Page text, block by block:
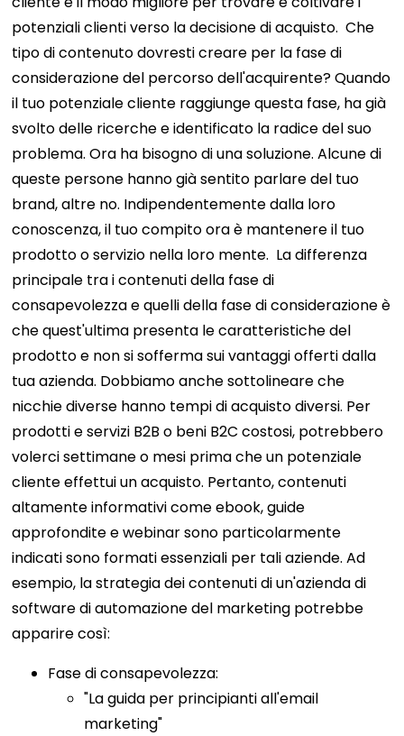
potenziali clienti verso la decisione di acquisto. Che
tipo di contenuto dovresti creare per la fase di
considerazione del percorso dell'acquirente?Quando
il tuo potenziale cliente raggiunge questa fase, ha già
svolto delle ricerche e identificato la radice del suo
problema. Ora ha bisogno di una soluzione. Alcune di
queste persone hanno già sentito parlare del tuo
brand, altre no. Indipendentemente dalla loro
conoscenza, il tuo compito ora è mantenere il tuo
prodotto o servizio nella loro mente. La differenza
principale tra i contenuti della fase di
consapevolezza e quelli della fase di considerazione è
che quest'ultima presenta le caratteristiche del
prodotto e non si sofferma sui vantaggi offerti dalla
tua azienda. Dobbiamo anche sottolineare che
nicchie diverse hanno tempi di acquisto diversi. Per
prodotti e servizi B2B o beni B2C costosi, potrebbero
volerci settimane o mesi prima che un potenziale
cliente effettui un acquisto. Pertanto, contenuti
altamente informativi come ebook, guide
approfondite e webinar sono particolarmente
indicatisono formati essenziali per tali aziende. Ad
esempio, la strategia dei contenuti di un'azienda di
software di automazione del marketing potrebbe
apparire così:
Fase di consapevolezza:
"La guida per principianti all'email
marketing"